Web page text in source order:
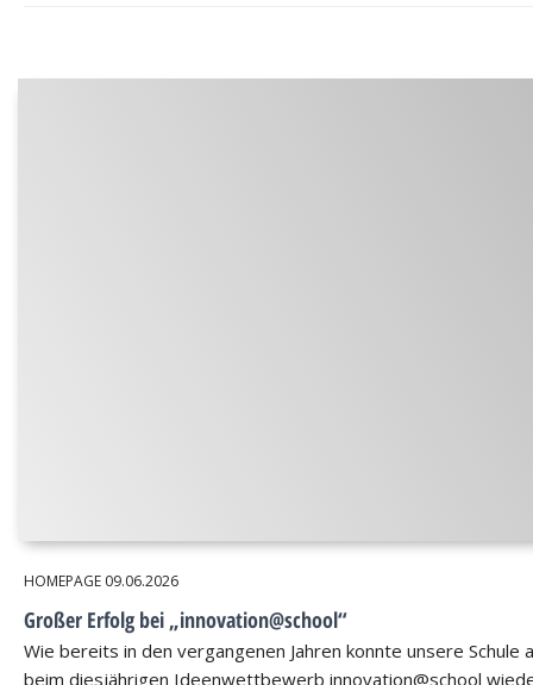
HOMEPAGE 09.06.2026
Großer Erfolg bei „innovation@school“
Wie bereits in den vergangenen Jahren konnte unsere Schule
beim diesjährigen Ideenwettbewerb innovation@school